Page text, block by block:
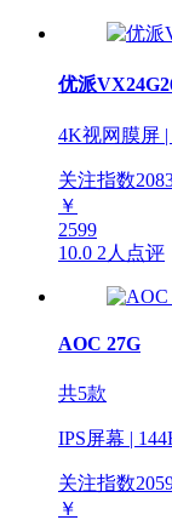
优派
4K视网膜屏
关注指数
￥
2599
10.0 2人点评
AOC 27G
共5款
IPS屏幕 |
关注指数
￥